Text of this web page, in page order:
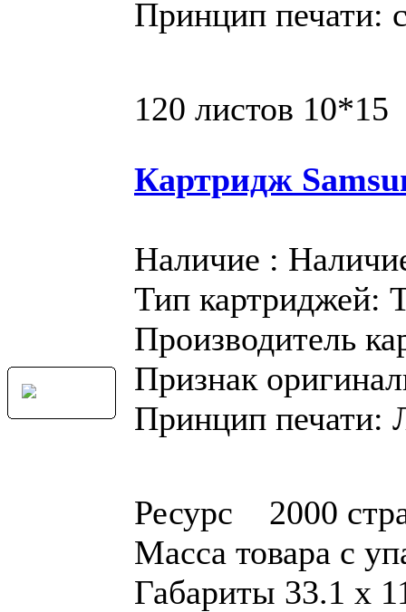
Принцип печати:
120 листов 10*15
Картридж
Наличие :
Тип картриджей:
Производитель
Признак
Принцип печати:
Ресурс 2000
Масса товара с
Габариты 33.1 х